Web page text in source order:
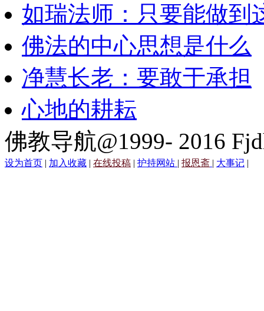
如瑞法师：只要能做到
佛法的中心思想是什么
净慧长老：要敢于承担
心地的耕耘
佛教导航@1999- 2016
设为首页 | 加入收藏 | 在线投稿 | 护持网站 | 报恩斋 | 大事记 |